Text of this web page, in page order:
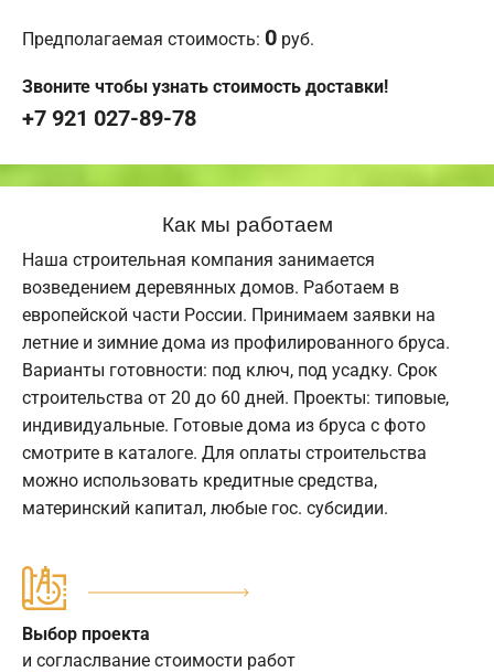
Предполагаемая стоимость: 0 руб.
Звоните чтобы узнать стоимость доставки!
+7 921 027-89-78
Как мы работаем
Наша строительная компания занимается
возведением деревянных домов. Работаем в
европейской части России. Принимаем заявки на
летние и зимние дома из профилированного бруса.
Варианты готовности: под ключ, под усадку. Срок
строительства от 20 до 60 дней. Проекты: типовые,
индивидуальные. Готовые дома из бруса с фото
смотрите в каталоге. Для оплаты строительства
можно использовать кредитные средства,
материнский капитал, любые гос. субсидии.
Выбор проекта
и согласлвание стоимости работ